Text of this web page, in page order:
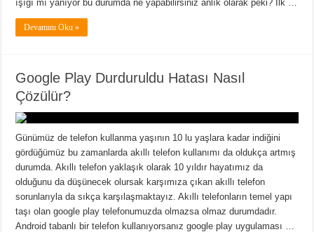
ışığı mı yanıyor bu durumda ne yapabilirsiniz anlık olarak peki? İlk …
Devamını Oku »
Google Play Durduruldu Hatası Nasıl
Çözülür?
Günümüz de telefon kullanma yaşının 10 lu yaşlara kadar indiğini
gördüğümüz bu zamanlarda akıllı telefon kullanımı da oldukça artmış
durumda. Akıllı telefon yaklaşık olarak 10 yıldır hayatımız da
olduğunu da düşünecek olursak karşımıza çıkan akıllı telefon
sorunlarıyla da sıkça karşılaşmaktayız. Akıllı telefonların temel yapı
taşı olan google play telefonumuzda olmazsa olmaz durumdadır.
Android tabanlı bir telefon kullanıyorsanız google play uygulaması …